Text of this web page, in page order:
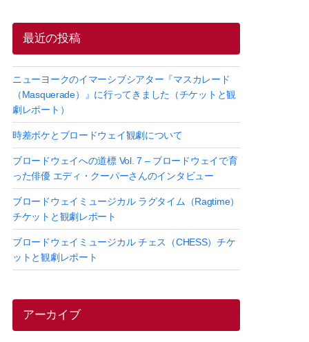
最近の投稿
ニューヨークのイマーシブシアター『マスカレード
（Masquerade）』に行ってきました（チケットと観
劇レポート）
時差ボケとブロードウェイ観劇について
ブロードウェイへの道標 Vol. 7 – ブロードウェイで育
った俳優 エディ・クーパーさんのインタビュー
ブロードウェイミュージカル ラグタイム（Ragtime）
チケットと観劇レポート
ブロードウェイミュージカル チェス（CHESS）チケ
ットと観劇レポート
アーカイブ